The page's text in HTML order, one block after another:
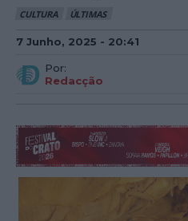
CULTURA ÚLTIMAS
7 Junho, 2025 - 20:41
Por:
Redacção